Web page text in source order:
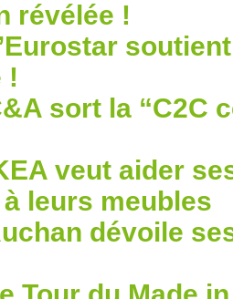
révélée !
!
sort la “C2C
veut aider
leurs meubles
dévoile